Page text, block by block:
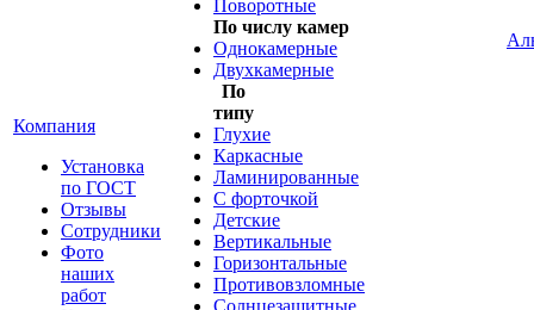
Компания
Установка
по ГОСТ
Отзывы
Сотрудники
Фото
наших
работ
Поворотные
По числу камер
Однокамерные
Двухкамерные
По
типу
Глухие
Каркасные
Ламинированные
С форточкой
Детские
Вертикальные
Горизонтальные
Противовзломные
Солнцезащитные